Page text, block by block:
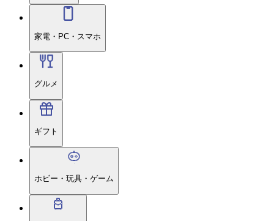
家電・PC・スマホ
グルメ
ギフト
ホビー・玩具・ゲーム